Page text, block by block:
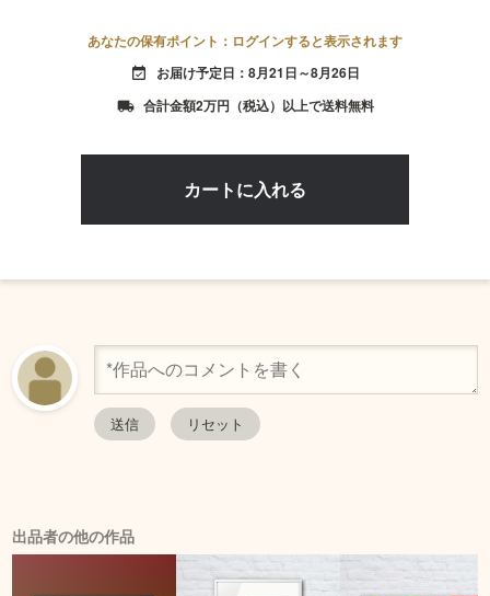
あなたの保有ポイント：ログインすると表示されます
event_available お届け予定日：8月21日～8月26日
local_shipping 合計金額2万円（税込）以上で送料無料
出品者の他の作品